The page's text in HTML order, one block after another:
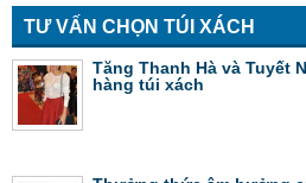
TƯ VẤN CHỌN TÚI XÁCH
Tăng Thanh Hà và Tuyết
hàng túi xách